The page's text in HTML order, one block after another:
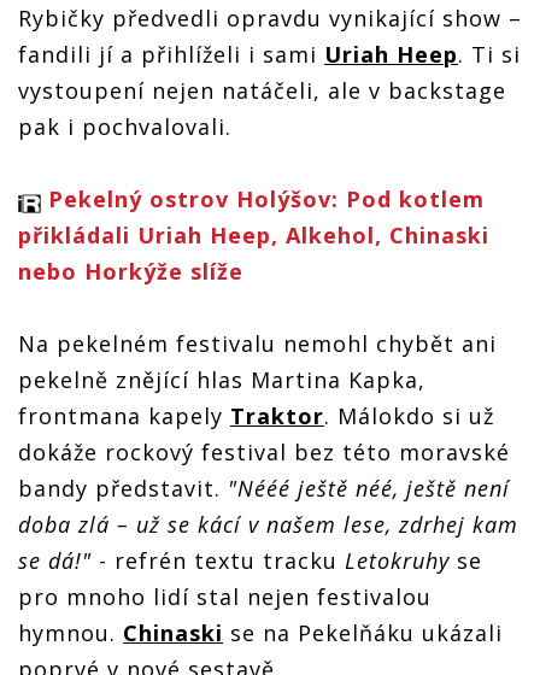
Rybičky předvedli opravdu vynikající show –
fandili jí a přihlíželi i sami Uriah Heep. Ti si
vystoupení nejen natáčeli, ale v backstage
pak i pochvalovali.
Pekelný ostrov Holýšov: Pod kotlem
přikládali Uriah Heep, Alkehol, Chinaski
nebo Horkýže slíže
Na pekelném festivalu nemohl chybět ani
pekelně znějící hlas Martina Kapka,
frontmana kapely Traktor. Málokdo si už
dokáže rockový festival bez této moravské
bandy představit. "Nééé ještě néé, ještě není
doba zlá – už se kácí v našem lese, zdrhej kam
se dá!" - refrén textu tracku Letokruhy se
pro mnoho lidí stal nejen festivalou
hymnou. Chinaski se na Pekelňáku ukázali